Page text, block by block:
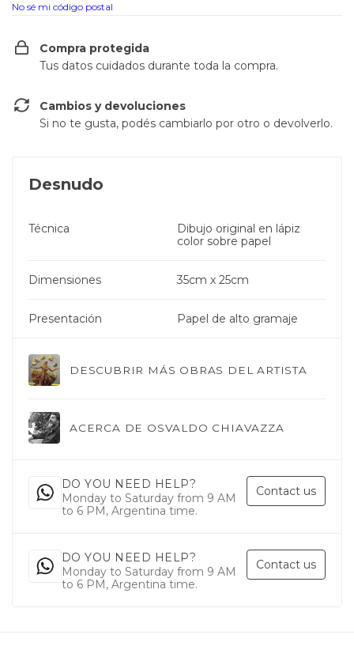
No sé mi código postal
Compra protegida
Tus datos cuidados durante toda la compra.
Cambios y devoluciones
Si no te gusta, podés cambiarlo por otro o devolverlo.
Desnudo
Técnica
Dibujo original en lápiz
color sobre papel
Dimensiones 35cm x 25cm
Presentación Papel de alto gramaje
DESCUBRIR MÁS OBRAS DEL ARTISTA
ACERCA DE OSVALDO CHIAVAZZA
DO YOU NEED HELP?
Monday to Saturday from 9 AM
to 6 PM, Argentina time.
Contact us
DO YOU NEED HELP?
Monday to Saturday from 9 AM
to 6 PM, Argentina time.
Contact us